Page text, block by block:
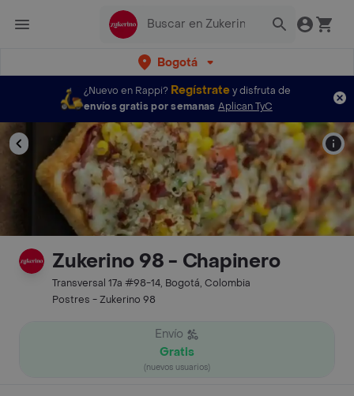
Bogotá
¿Nuevo en Rappi? Regístratey disfruta de
envíos gratis por semanas Aplican TyC
Zukerino 98 - Chapinero
Transversal 17a #98-14, Bogotá, Colombia
Postres - Zukerino 98
Envío
Gratis
(nuevos usuarios)